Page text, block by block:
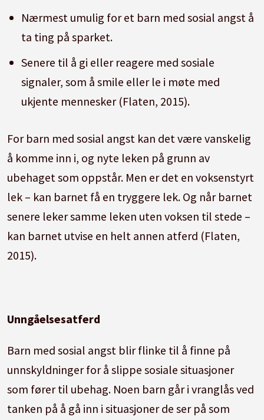
Nærmest umulig for et barn med sosial angst å
ta ting på sparket.
Senere til å gi eller reagere med sosiale
signaler, som å smile eller le i møte med
ukjente mennesker (Flaten, 2015).
For barn med sosial angst kan det være vanskelig
å komme inn i, og nyte leken på grunn av
ubehaget som oppstår. Men er det en voksenstyrt
lek – kan barnet få en tryggere lek. Og når barnet
senere leker samme leken uten voksen til stede –
kan barnet utvise en helt annen atferd (Flaten,
2015).
Unngåelsesatferd
Barn med sosial angst blir flinke til å finne på
unnskyldninger for å slippe sosiale situasjoner
som fører til ubehag. Noen barn går i vranglås ved
tanken på å gå inn i situasjoner de ser på som